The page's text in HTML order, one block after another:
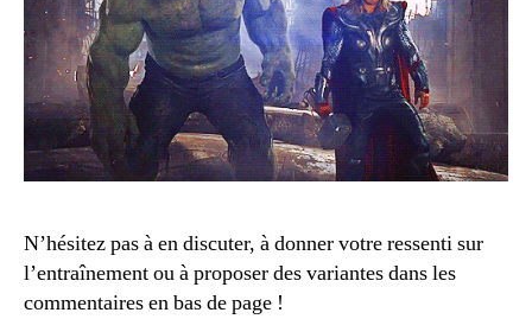
N’hésitez pas à en discuter, à donner votre ressenti sur
l’entraînement ou à proposer des variantes dans les
commentaires en bas de page !